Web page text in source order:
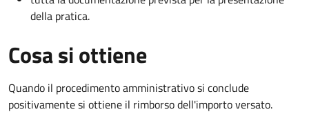
della pratica.
Cosa si ottiene
Quando il procedimento amministrativo si conclude
positivamente si ottiene il rimborso dell'importo versato.